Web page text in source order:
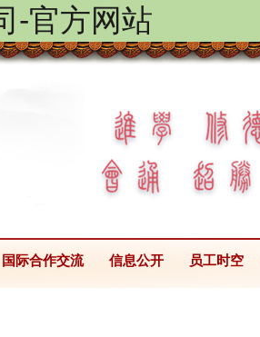
-官方网站
国际合作交流 信息公开 员工时空